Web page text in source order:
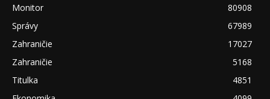
Monitor
80908
Správy
67989
Zahraničie
17027
Zahraničie
5168
Titulka
4851